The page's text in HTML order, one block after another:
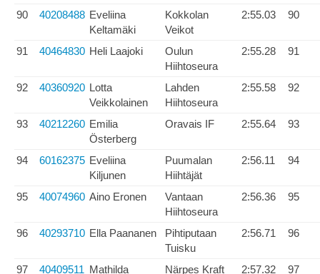
90 40208488 Eveliina
Keltamäki
Kokkolan
Veikot
2:55.03 90
91 40464830 Heli Laajoki
Oulun
Hiihtoseura
2:55.28 91
92 40360920 Lotta
Veikkolainen
Lahden
Hiihtoseura
2:55.58 92
93 40212260 Emilia
Österberg
Oravais IF 2:55.64 93
94 60162375 Eveliina
Kiljunen
Puumalan
Hiihtäjät
2:56.11 94
95 40074960 Aino Eronen
Vantaan
Hiihtoseura
2:56.36 95
96 40293710 Ella Paananen
Pihtiputaan
Tuisku
2:56.71 96
97 40409511 Mathilda
Närpes Kraft
2:57.32 97